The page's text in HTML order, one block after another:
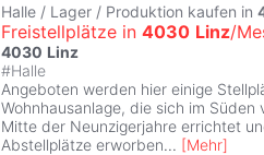
Halle / Lager / Produktion kaufen in
Freistellplätze in 4030 Linz/
4030 Linz
#Halle
Angeboten werden hier einige
Wohnhausanlage, die sich im Süden
Mitte der Neunzigerjahre errichtet
Abstellplätze erworben... [Mehr]